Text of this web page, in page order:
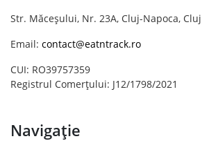
Str. Măceșului, Nr. 23A, Cluj-Napoca, Cluj
Email: contact@eatntrack.ro
CUI: RO39757359
Registrul Comerțului: J12/1798/2021
Navigație